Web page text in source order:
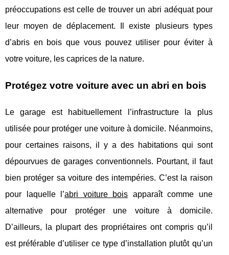
préoccupations est celle de trouver un abri adéquat pour
leur moyen de déplacement. Il existe plusieurs types
d’abris en bois que vous pouvez utiliser pour éviter à
votre voiture, les caprices de la nature.
Protégez votre voiture avec un abri en bois
Le garage est habituellement l’infrastructure la plus
utilisée pour protéger une voiture à domicile. Néanmoins,
pour certaines raisons, il y a des habitations qui sont
dépourvues de garages conventionnels. Pourtant, il faut
bien protéger sa voiture des intempéries. C’est la raison
pour laquelle l’abri voiture bois apparaît comme une
alternative pour protéger une voiture à domicile.
D’ailleurs, la plupart des propriétaires ont compris qu’il
est préférable d’utiliser ce type d’installation plutôt qu’un